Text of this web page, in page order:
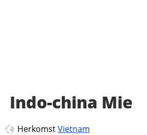
Indo-china Mie
HerkomstVietnam